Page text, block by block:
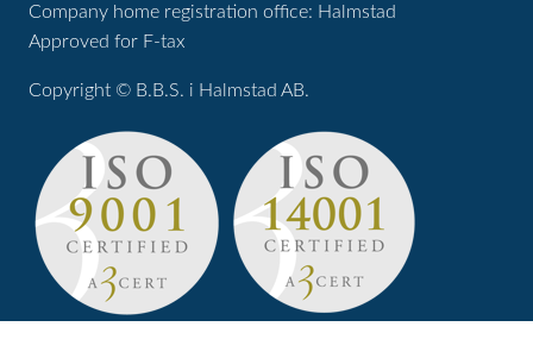
Company home registration office: Halmstad
Approved for F-tax
Copyright © B.B.S. i Halmstad AB.